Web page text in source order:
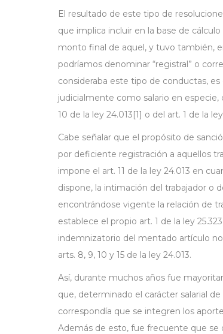
El resultado de este tipo de
que implica incluir en la base de
monto final de aquel, y tuvo también,
podríamos denominar “registral” o
consideraba este tipo de conductas,
judicialmente como salario en
10 de la ley 24.013[1] o del art. 1 de la
Cabe señalar que el propósito de
por deficiente registración a aquellos
impone el art. 11 de la ley 24.013 en
dispone, la intimación del trabajador o
encontrándose vigente la relación de
establece el propio art. 1 de la ley
indemnizatorio del mentado artículo
arts. 8, 9, 10 y 15 de la ley 24.013.
Así, durante muchos años fue
que, determinado el carácter salarial
correspondía que se integren los
Además de esto, fue frecuente que se